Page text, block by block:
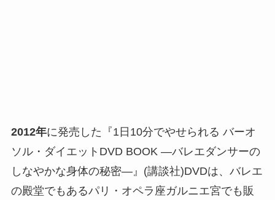
2012年に発売した『1日10分でやせられる バーオ
ソル・ダイエットDVD BOOK ―バレエダンサーの
しなやかな身体の秘密―』(講談社)DVDは、バレエ
の殿堂でもあるパリ・オペラ座ガルニエ宮でも販